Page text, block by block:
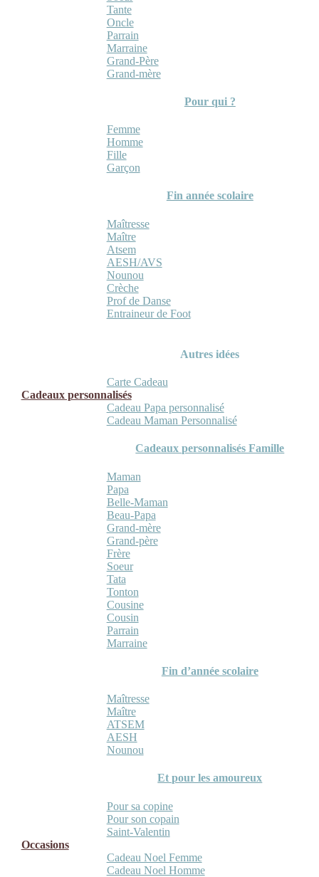
Tante
Oncle
Parrain
Marraine
Grand-Père
Grand-mère
Pour qui ?
Femme
Homme
Fille
Garçon
Fin année scolaire
Maîtresse
Maître
Atsem
AESH/AVS
Nounou
Crèche
Prof de Danse
Entraineur de Foot
Autres idées
Carte Cadeau
Cadeaux personnalisés
Cadeau Papa personnalisé
Cadeau Maman Personnalisé
Cadeaux personnalisés Famille
Maman
Papa
Belle-Maman
Beau-Papa
Grand-mère
Grand-père
Frère
Soeur
Tata
Tonton
Cousine
Cousin
Parrain
Marraine
Fin d’année scolaire
Maîtresse
Maître
ATSEM
AESH
Nounou
Et pour les amoureux
Pour sa copine
Pour son copain
Saint-Valentin
Occasions
Cadeau Noel Femme
Cadeau Noel Homme